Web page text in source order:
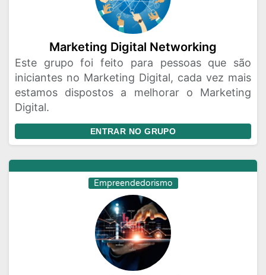
Marketing Digital Networking
Este grupo foi feito para pessoas que são
iniciantes no Marketing Digital, cada vez mais
estamos dispostos a melhorar o Marketing
Digital.
ENTRAR NO GRUPO
Empreendedorismo